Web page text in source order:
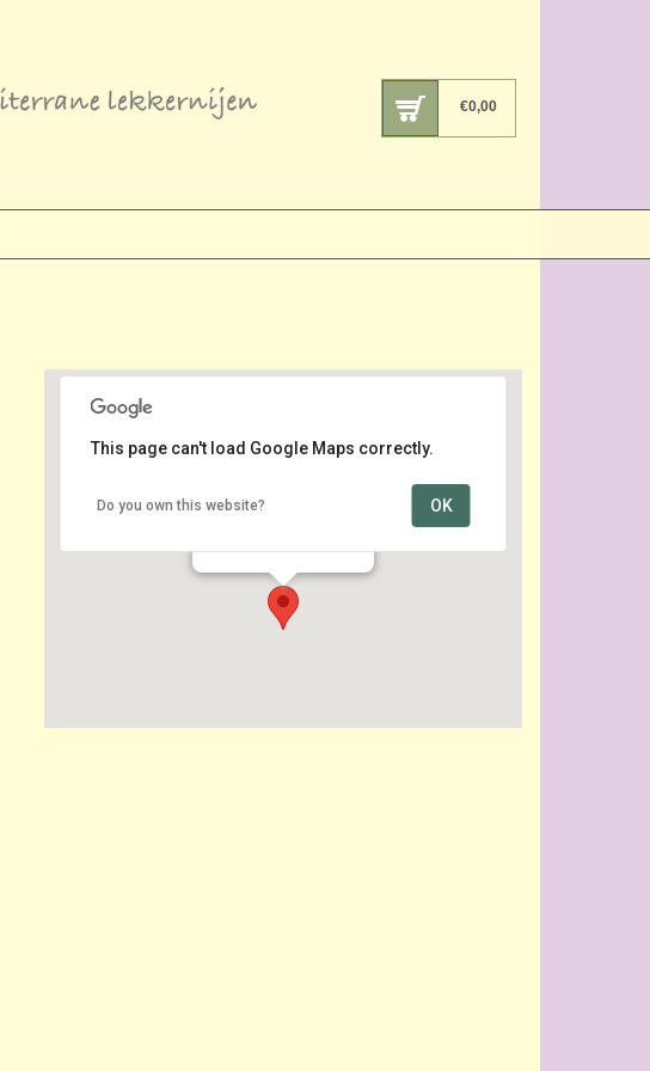
€0,00
Intratuin
This page can't load Google Maps correctly.
Do you own this website? OK